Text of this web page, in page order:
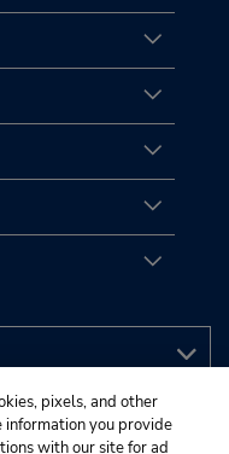
pixels, and other
information you provide
with our site for ad